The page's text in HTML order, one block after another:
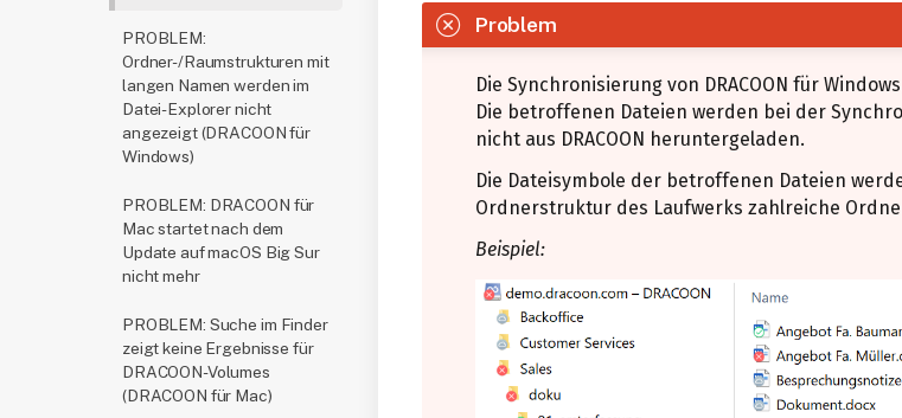
PROBLEM:
Ordner-/Raumstrukturen mit
langen Namen werden im
Datei-Explorer nicht
angezeigt (DRACOON für
Windows)
PROBLEM: DRACOON für
Mac startet nach dem
Update auf macOS Big Sur
nicht mehr
PROBLEM: Suche im Finder
zeigt keine Ergebnisse für
DRACOON-Volumes
(DRACOON für Mac)
Problem
Die Synchronisierung von DRACOON für
Die betroffenen Dateien werden bei der
nicht aus DRACOON heruntergeladen.
Die Dateisymbole der betroffenen Dateien
Ordnerstruktur des Laufwerks zahlreiche
Beispiel: